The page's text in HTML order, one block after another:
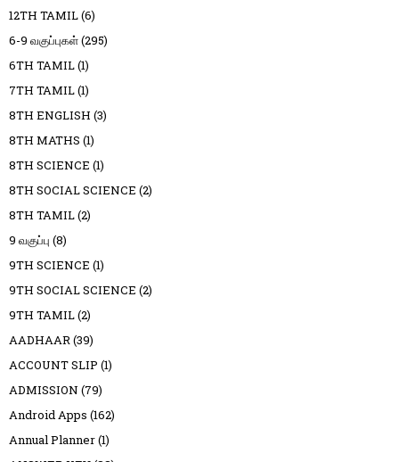
12TH TAMIL(6)
6-9 வகுப்புகள்(295)
6TH TAMIL(1)
7TH TAMIL(1)
8TH ENGLISH (3)
8TH MATHS (1)
8TH SCIENCE (1)
8TH SOCIAL SCIENCE (2)
8TH TAMIL(2)
9 வகுப்பு (8)
9TH SCIENCE (1)
9TH SOCIAL SCIENCE (2)
9TH TAMIL(2)
AADHAAR(39)
ACCOUNT SLIP (1)
ADMISSION (79)
Android Apps (162)
Annual Planner(1)